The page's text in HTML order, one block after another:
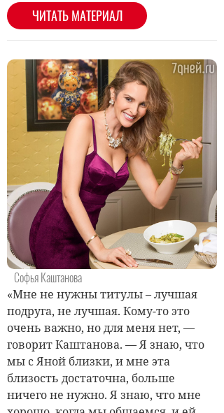
Софья Каштанова
«Мне не нужны титулы – лучшая
подруга, не лучшая. Кому-то это
очень важно, но для меня нет, —
говорит Каштанова. — Я знаю, что
мы с Яной близки, и мне эта
близость достаточна, больше
ничего не нужно. Я знаю, что мне